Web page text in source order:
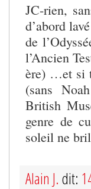
JC-rien,
d’abord
de
l’Ancien
ère) …et si
(sans
British
genre de
soleil ne
Alain J. dit: